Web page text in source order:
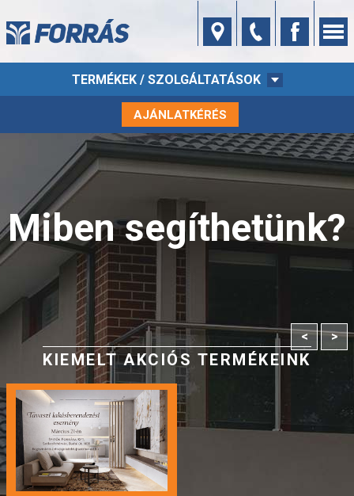
TERMÉKEK / SZOLGÁLTATÁSOK
AJÁNLATKÉRÉS
Miben segíthetünk?
>
<
KIEMELT AKCIÓS TERMÉKEINK